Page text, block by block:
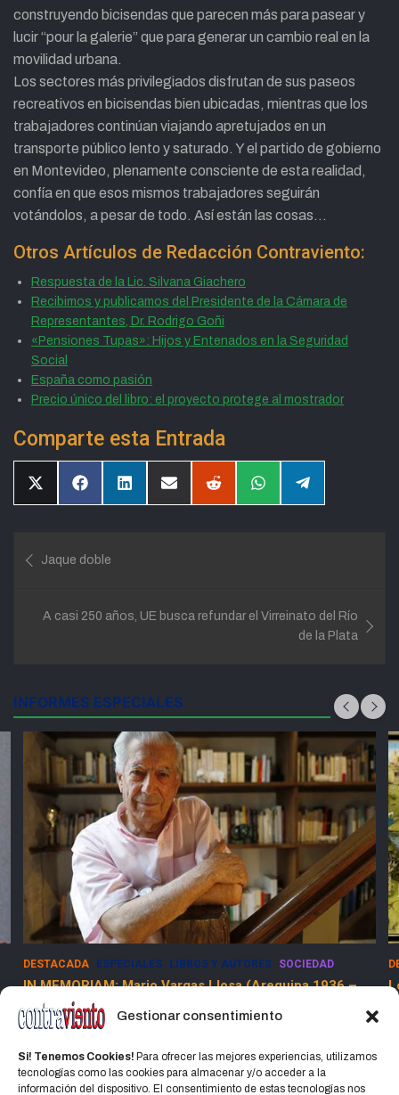
Gestionar consentimiento
Si! Tenemos Cookies! Para ofrecer las mejores experiencias, utilizamos
tecnologías como las cookies para almacenar y/o acceder a la
información del dispositivo. El consentimiento de estas tecnologías nos
construyendo bicisendas que parecen más para pasear y
lucir “pour la galerie” que para generar un cambio real en la
movilidad urbana.
Los sectores más privilegiados disfrutan de sus paseos
recreativos en bicisendas bien ubicadas, mientras que los
trabajadores continúan viajando apretujados en un
transporte público lento y saturado. Y el partido de gobierno
en Montevideo, plenamente consciente de esta realidad,
confía en que esos mismos trabajadores seguirán
votándolos, a pesar de todo. Así están las cosas…
Otros Artículos de Redacción Contraviento:
Respuesta de la Lic. Silvana Giachero
Recibimos y publicamos del Presidente de la Cámara de
Representantes, Dr. Rodrigo Goñi
«Pensiones Tupas»: Hijos y Entenados en la Seguridad
Social
España como pasión
Precio único del libro: el proyecto protege al mostrador
Comparte esta Entrada
CompartirCompartirCompartirCompartirCompartirCompartirCompartir
de
Jaque doble
A casi 250 años, UE busca refundar el Virreinato del Río
de la Plata
INFORMES ESPECIALES
DESTACADA ESPECIALES LIBROS Y AUTORES SOCIEDAD
IN MEMORIAM: Mario Vargas Llosa (Arequipa 1936 –
Lima 2025)
15 abril, 2025